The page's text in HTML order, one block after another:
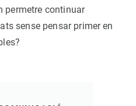
permetre continuar
sense pensar primer en